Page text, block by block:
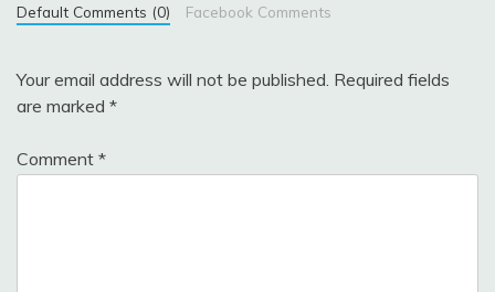
Default Comments (0) Facebook Comments
Your email address will not be published. Required fields
are marked *
Comment *